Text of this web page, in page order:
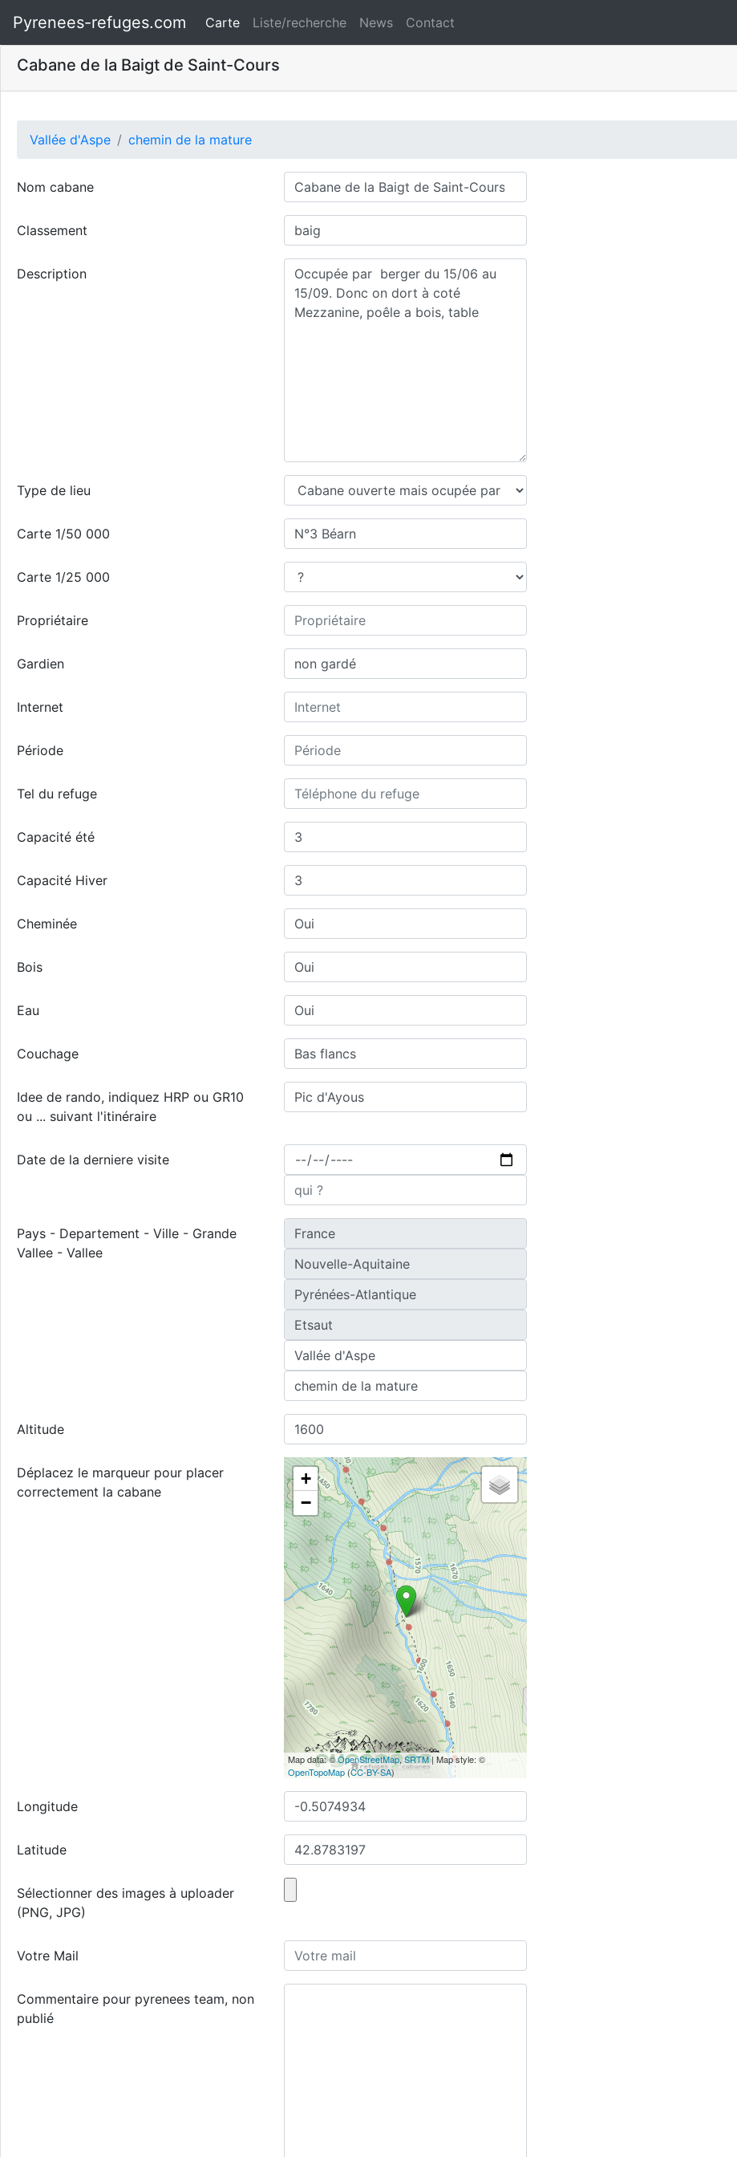
Pyrenees-refuges.com Carte Liste/recherche News Contact
Cabane de la Baigt de Saint-Cours
Vallée d'Aspe chemin de la mature
Nom cabane
Classement
Description
Type de lieu
Carte 1/50 000
Carte 1/25 000
Propriétaire
Gardien
Internet
Période
Tel du refuge
Capacité été
Capacité Hiver
Cheminée
Bois
Eau
Couchage
Idee de rando, indiquez HRP ou GR10
ou ... suivant l'itinéraire
Date de la derniere visite
Pays - Departement - Ville - Grande
Vallee - Vallee
Altitude
Déplacez le marqueur pour placer
correctement la cabane
+
−
Map data: ©OpenStreetMap,SRTM| Map style: ©
OpenTopoMap(CC-BY-SA)
Longitude
Latitude
Sélectionner des images à uploader
(PNG, JPG)
Votre Mail
Commentaire pour pyrenees team, non
publié